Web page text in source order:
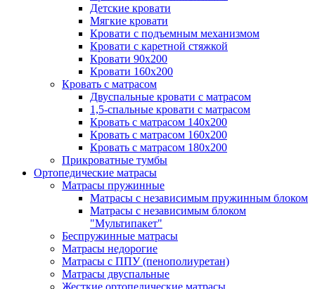
Детские кровати
Мягкие кровати
Кровати с подъемным механизмом
Кровати с каретной стяжкой
Кровати 90х200
Кровати 160х200
Кровать с матрасом
Двуспальные кровати с матрасом
1,5-спальные кровати с матрасом
Кровать с матрасом 140х200
Кровать с матрасом 160х200
Кровать с матрасом 180х200
Прикроватные тумбы
Ортопедические матрасы
Матрасы пружинные
Матрасы с независимым пружинным блоком
Матрасы с независимым блоком
"Мультипакет"
Беспружинные матрасы
Матрасы недорогие
Матрасы с ППУ (пенополиуретан)
Матрасы двуспальные
Жесткие ортопедические матрасы